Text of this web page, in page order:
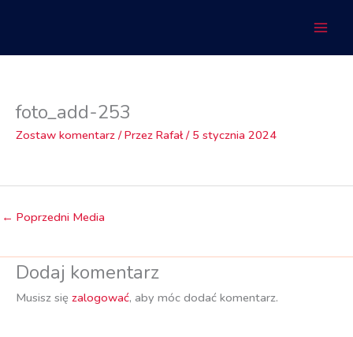
foto_add-253
Zostaw komentarz / Przez Rafał/ 5 stycznia 2024
← Poprzedni Media
Dodaj komentarz
Musisz się zalogować, aby móc dodać komentarz.